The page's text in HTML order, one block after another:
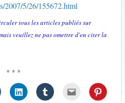
2007/5/26/155672.html
tous les articles publiés sur
veuillez ne pas omettre d'en citer la
* * *